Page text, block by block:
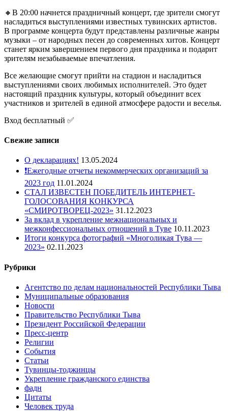
🔸В 20:00 начнется праздничный концерт, где зрители смогут
насладиться выступлениями известных тувинских артистов.
В программе концерта будут представлены различные жанры
музыки – от народных песен до современных хитов. Концерт
станет ярким завершением первого дня праздника и подарит
зрителям незабываемые впечатления.
Все желающие смогут прийти на стадион и насладиться
выступлениями своих любимых исполнителей. Это будет
настоящий праздник культуры, который объединит всех
участников и зрителей в единой атмосфере радости и веселья.
Вход бесплатный ✅
Свежие записи
О декларациях! 13.05.2024
❗️Ежегодные отчеты некоммерческих организаций за
2023 год 11.01.2024
СТАЛ ИЗВЕСТЕН ПОБЕДИТЕЛЬ ИНТЕРНЕТ-
ГОЛОСОВАНИЯ КОНКУРСА
«СМИРОТВОРЕЦ-2023» 31.12.2023
За вклад в укрепление межнациональных и
межконфессиональных отношений в Туве 10.11.2023
Итоги конкурса фотографий «Многоликая Тува —
2023» 02.11.2023
Рубрики
Агентство по делам национальностей Республики Тыва
Муниципальные образования
Новости
Правительство Республики Тыва
Президент Российской Федерации
Пресс-центр
Религии
События
Статьи
Тувинцы-тоджинцы
Укрепление гражданского единства
фадн
Цитаты
Человек труда